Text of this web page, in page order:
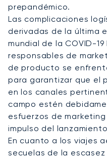
prepandémico.
Las complicaciones
derivadas de la última
mundial de la COVID-
responsables de
de producto se
para garantizar que el
en los canales
campo estén
esfuerzos de
impulso del
En cuanto a los viajes
secuelas de la